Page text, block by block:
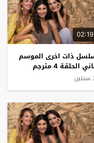
ذات اخرى الموسم
الحلقة 4 مترجم
سنتين